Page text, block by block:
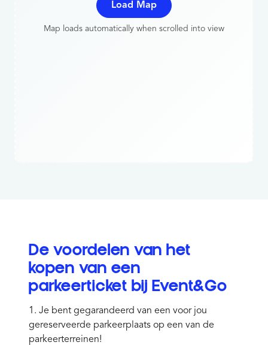
Load Map
Map loads automatically when scrolled into view
De voordelen van het
kopen van een
parkeerticket bij Event&Go
1. Je bent gegarandeerd van een voor jou
gereserveerde parkeerplaats op een van de
parkeerterreinen!